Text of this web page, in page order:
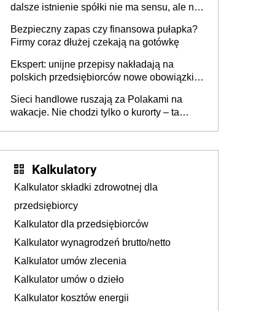
dalsze istnienie spółki nie ma sensu, ale nie
Bezpieczny zapas czy finansowa pułapka?
Firmy coraz dłużej czekają na gotówkę
Ekspert: unijne przepisy nakładają na
polskich przedsiębiorców nowe obowiązki w
Sieci handlowe ruszają za Polakami na
wakacje. Nie chodzi tylko o kurorty – ta
Kalkulatory
Kalkulator składki zdrowotnej dla
przedsiębiorcy
Kalkulator dla przedsiębiorców
Kalkulator wynagrodzeń brutto/netto
Kalkulator umów zlecenia
Kalkulator umów o dzieło
Kalkulator kosztów energii